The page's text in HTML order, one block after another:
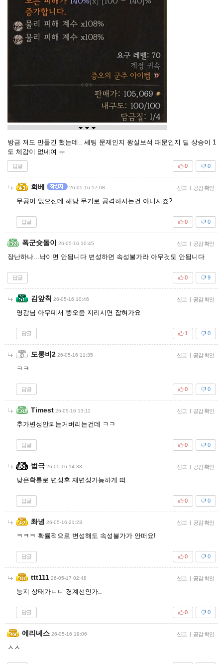
방금 저도 만들긴 했는데.. 세팅 문제인지 왕실보석 때문인지 딜 상승이 1
도 체감이 없네여 ㅠ
답글 0
0
회베 26-05-16 17:08 신고 | 공감 확인
무공이 없으신데 해당 무기로 공격하시는건 아니시죠?
답글 0
0
폭군슛돌이 26-05-16 10:45 신고 | 공감 확인
장난하나...낚이면 안됩니다 변성하면 속성불가라 아무것도 안됩니다
답글 9
0
김앞칙 26-05-16 10:46 신고 | 공감 확인
영감님 아무데서 똥오줌 지리시면 잡혀가요
답글 0
1
도롱비2 26-05-16 11:35 신고 | 공감 확인
ㅋㅋ
답글 0
0
Timest 26-05-16 13:11 신고 | 공감 확인
추가변성안되는거버리는건데 ㅋㅋ
답글 0
0
법극 26-05-16 14:33 신고 | 공감 확인
낮은확률로 변성후 재변성가능하게 떠
답글 0
0
촤녕 26-05-16 21:23 신고 | 공감 확인
ㅋㅋㅋ 확률적으로 변성해도 속성불가가 안떠요!
답글 0
0
ttt111 26-05-17 02:48 신고 | 공감 확인
능지 상태가ㄷㄷ 경계선인가..
답글 0
0
에리녜스 26-05-16 19:06 신고 | 공감 확인
ㅅㅅ